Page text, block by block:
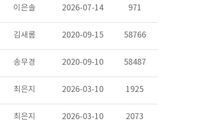
이은솔 2026-07-14 971
김새롬 2020-09-15 58766
송무경 2020-09-10 58487
최은지 2026-03-10 1925
최은지 2026-03-10 2073